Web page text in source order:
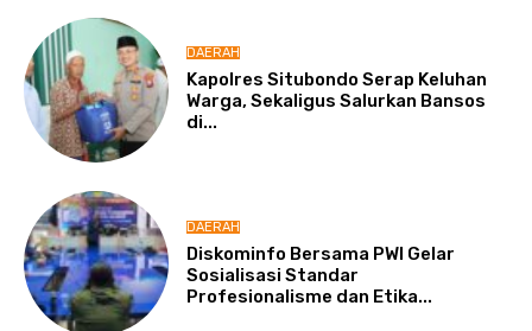
DAERAH
Kapolres Situbondo Serap Keluhan
Warga, Sekaligus Salurkan Bansos
di...
DAERAH
Diskominfo Bersama PWI Gelar
Sosialisasi Standar
Profesionalisme dan Etika...